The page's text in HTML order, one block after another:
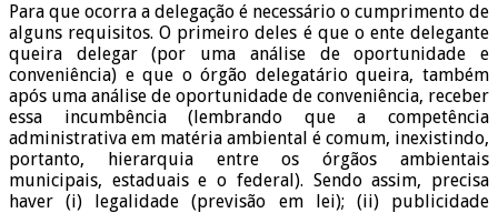
Para que ocorra a delegação é necessário o cumprimento de
alguns requisitos. O primeiro deles é que o ente delegante
queira delegar (por uma análise de oportunidade e
conveniência) e que o órgão delegatário queira, também
após uma análise de oportunidade de conveniência, receber
essa incumbência (lembrando que a competência
administrativa em matéria ambiental é comum, inexistindo,
portanto, hierarquia entre os órgãos ambientais
municipais, estaduais e o federal). Sendo assim, precisa
haver (i) legalidade (previsão em lei); (ii) publicidade